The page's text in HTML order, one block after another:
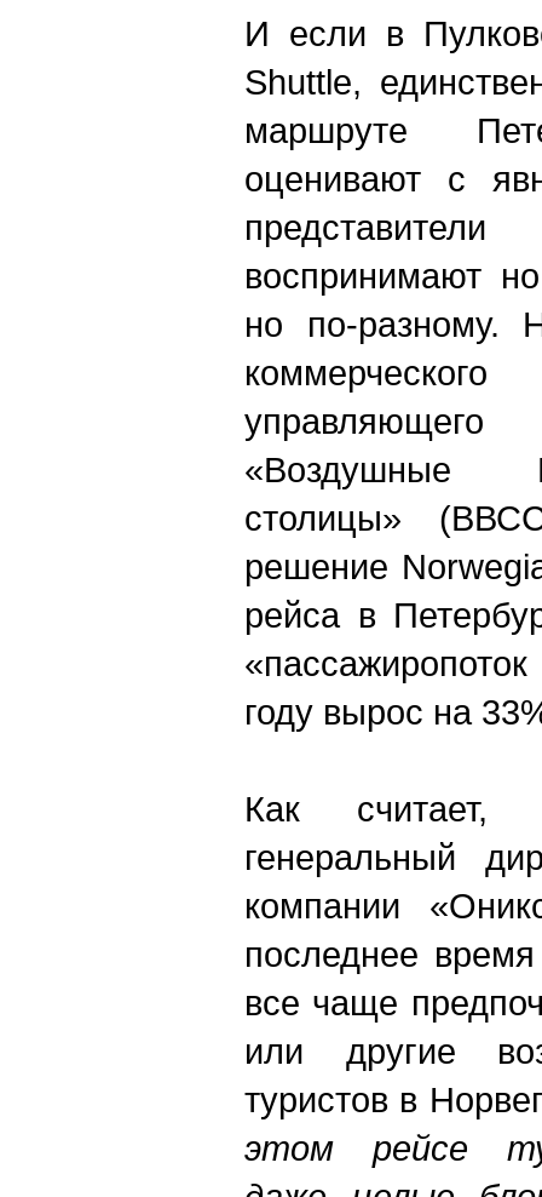
И если в
Shuttle,
маршруте
оценивают с
воспринимают
но по-разному.
«Воздушные
столицы»
решение
рейса в
году вырос на
Как
генеральный
компании
последнее
все чаще
или другие
туристов в
этом рейсе